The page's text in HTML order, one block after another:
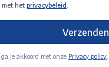
met het privacybeleid
Verzenden
je akkoord met onze Privacy policy